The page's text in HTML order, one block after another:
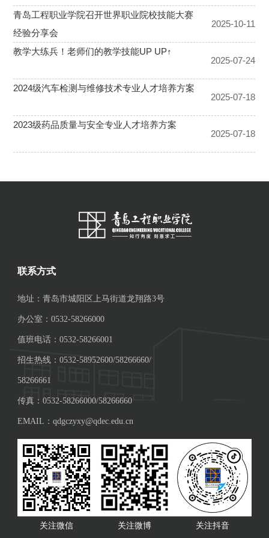
联系方式
地址：青岛市城阳区上马街道龙翔路3号
办公室：0532-58266000
值班电话：0532-58266001
招生热线：0532-58952600/58266660/
58266661
传真：0532-58266000/58266660
EMAIL：qdgczyxy@qdec.edu.cn
关注微信 关注微博 关注抖音